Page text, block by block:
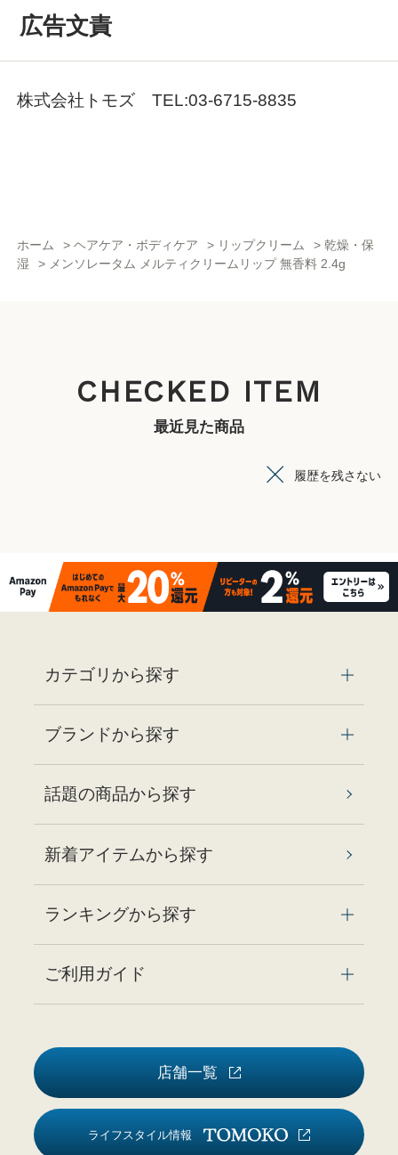
広告文責
株式会社トモズ TEL:03-6715-8835
ホーム >ヘアケア・ボディケア > リップクリーム > 乾燥・保
湿
> メンソレータム メルティクリームリップ 無香料 2.4g
CHECKED ITEM
最近見た商品
履歴を残さない
カテゴリから探す
ブランドから探す
話題の商品から探す
新着アイテムから探す
ランキングから探す
ご利用ガイド
店舗一覧
ライフスタイル情報